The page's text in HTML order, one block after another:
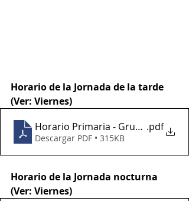
Horario de la Jornada de la tarde
(Ver: Viernes)
Horario Primaria - Grupos 2022
.pdf
Descargar PDF • 315KB
Horario de la Jornada nocturna
(Ver: Viernes)